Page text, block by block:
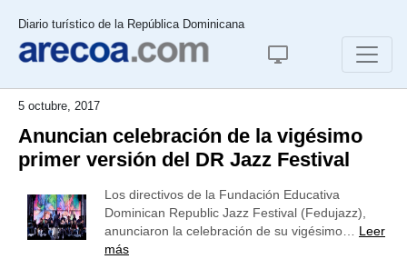
Diario turístico de la República Dominicana
5 octubre, 2017
Anuncian celebración de la vigésimo
primer versión del DR Jazz Festival
Los directivos de la Fundación Educativa
Dominican Republic Jazz Festival (Fedujazz),
anunciaron la celebración de su vigésimo… Leer
más